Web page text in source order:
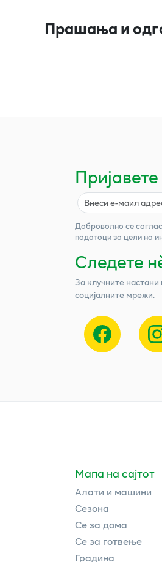
Прашања и
Доброволно се
податоци за цели на
Следете
За клучните
социјалните мрежи.
Мапа на сајтот
Алати и машини
Сезона
Се за дома
Се за готвење
Градина